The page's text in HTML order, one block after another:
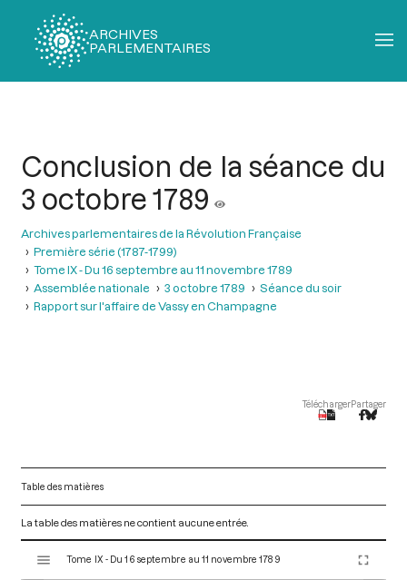
ARCHIVES
PARLEMENTAIRES
Conclusion de la séance du
3 octobre 1789
Archives parlementaires de la Révolution Française
Première série (1787-1799)
Tome IX - Du 16 septembre au 11 novembre 1789
Assemblée nationale
3 octobre 1789
Séance du soir
Rapport sur l'affaire de Vassy en Champagne
TéléchargerPartager
Table des matières
La table des matières ne contient aucune entrée.
Tome IX - Du 16 septembre au 11 novembre 1789